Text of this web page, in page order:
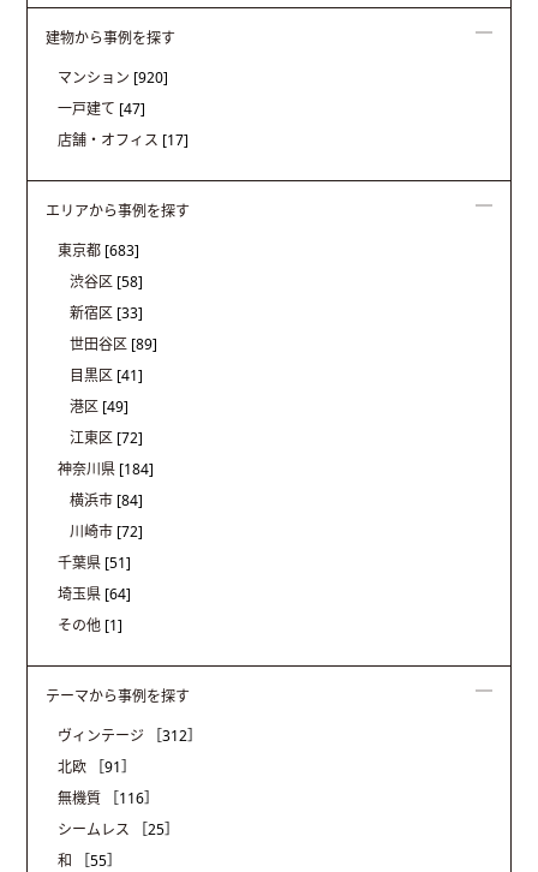
建物から事例を探す
マンション [920]
一戸建て [47]
店舗・オフィス [17]
エリアから事例を探す
東京都 [683]
渋谷区 [58]
新宿区 [33]
世田谷区 [89]
目黒区 [41]
港区 [49]
江東区 [72]
神奈川県 [184]
横浜市 [84]
川崎市 [72]
千葉県 [51]
埼玉県 [64]
その他 [1]
テーマから事例を探す
ヴィンテージ
［312］
北欧
［91］
無機質
［116］
シームレス
［25］
和
［55］